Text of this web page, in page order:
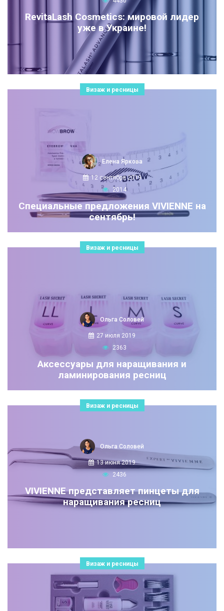
RevitaLash Cosmetics: мировой лидер
уже в Украине!
Визаж и ресницы
Елена Яркова
12 сентября 2019
2014
Специальные предложения VIVIENNE на
сентябрь!
Визаж и ресницы
Ольга Соловей
27 июля 2019
2363
Аксессуары для наращивания и
ламинирования ресниц
Визаж и ресницы
Ольга Соловей
13 июня 2019
2436
VIVIENNE представляет пинцеты для
наращивания ресниц
Визаж и ресницы